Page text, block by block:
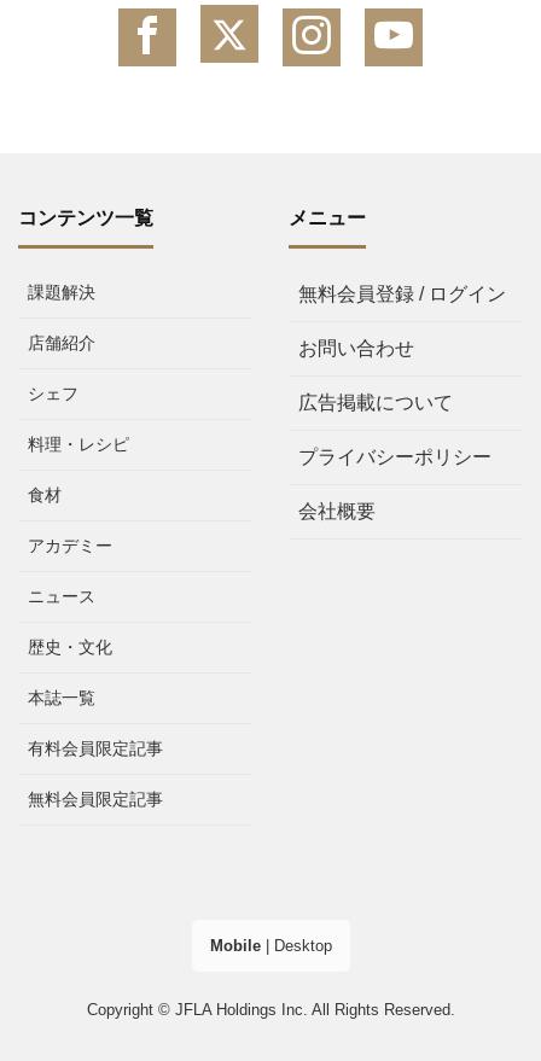
コンテンツ一覧
課題解決
店舗紹介
シェフ
料理・レシピ
食材
アカデミー
ニュース
歴史・文化
本誌一覧
有料会員限定記事
無料会員限定記事
メニュー
無料会員登録 / ログイン
お問い合わせ
広告掲載について
プライバシーポリシー
会社概要
Mobile| Desktop
Copyright © JFLA Holdings Inc. All Rights Reserved.